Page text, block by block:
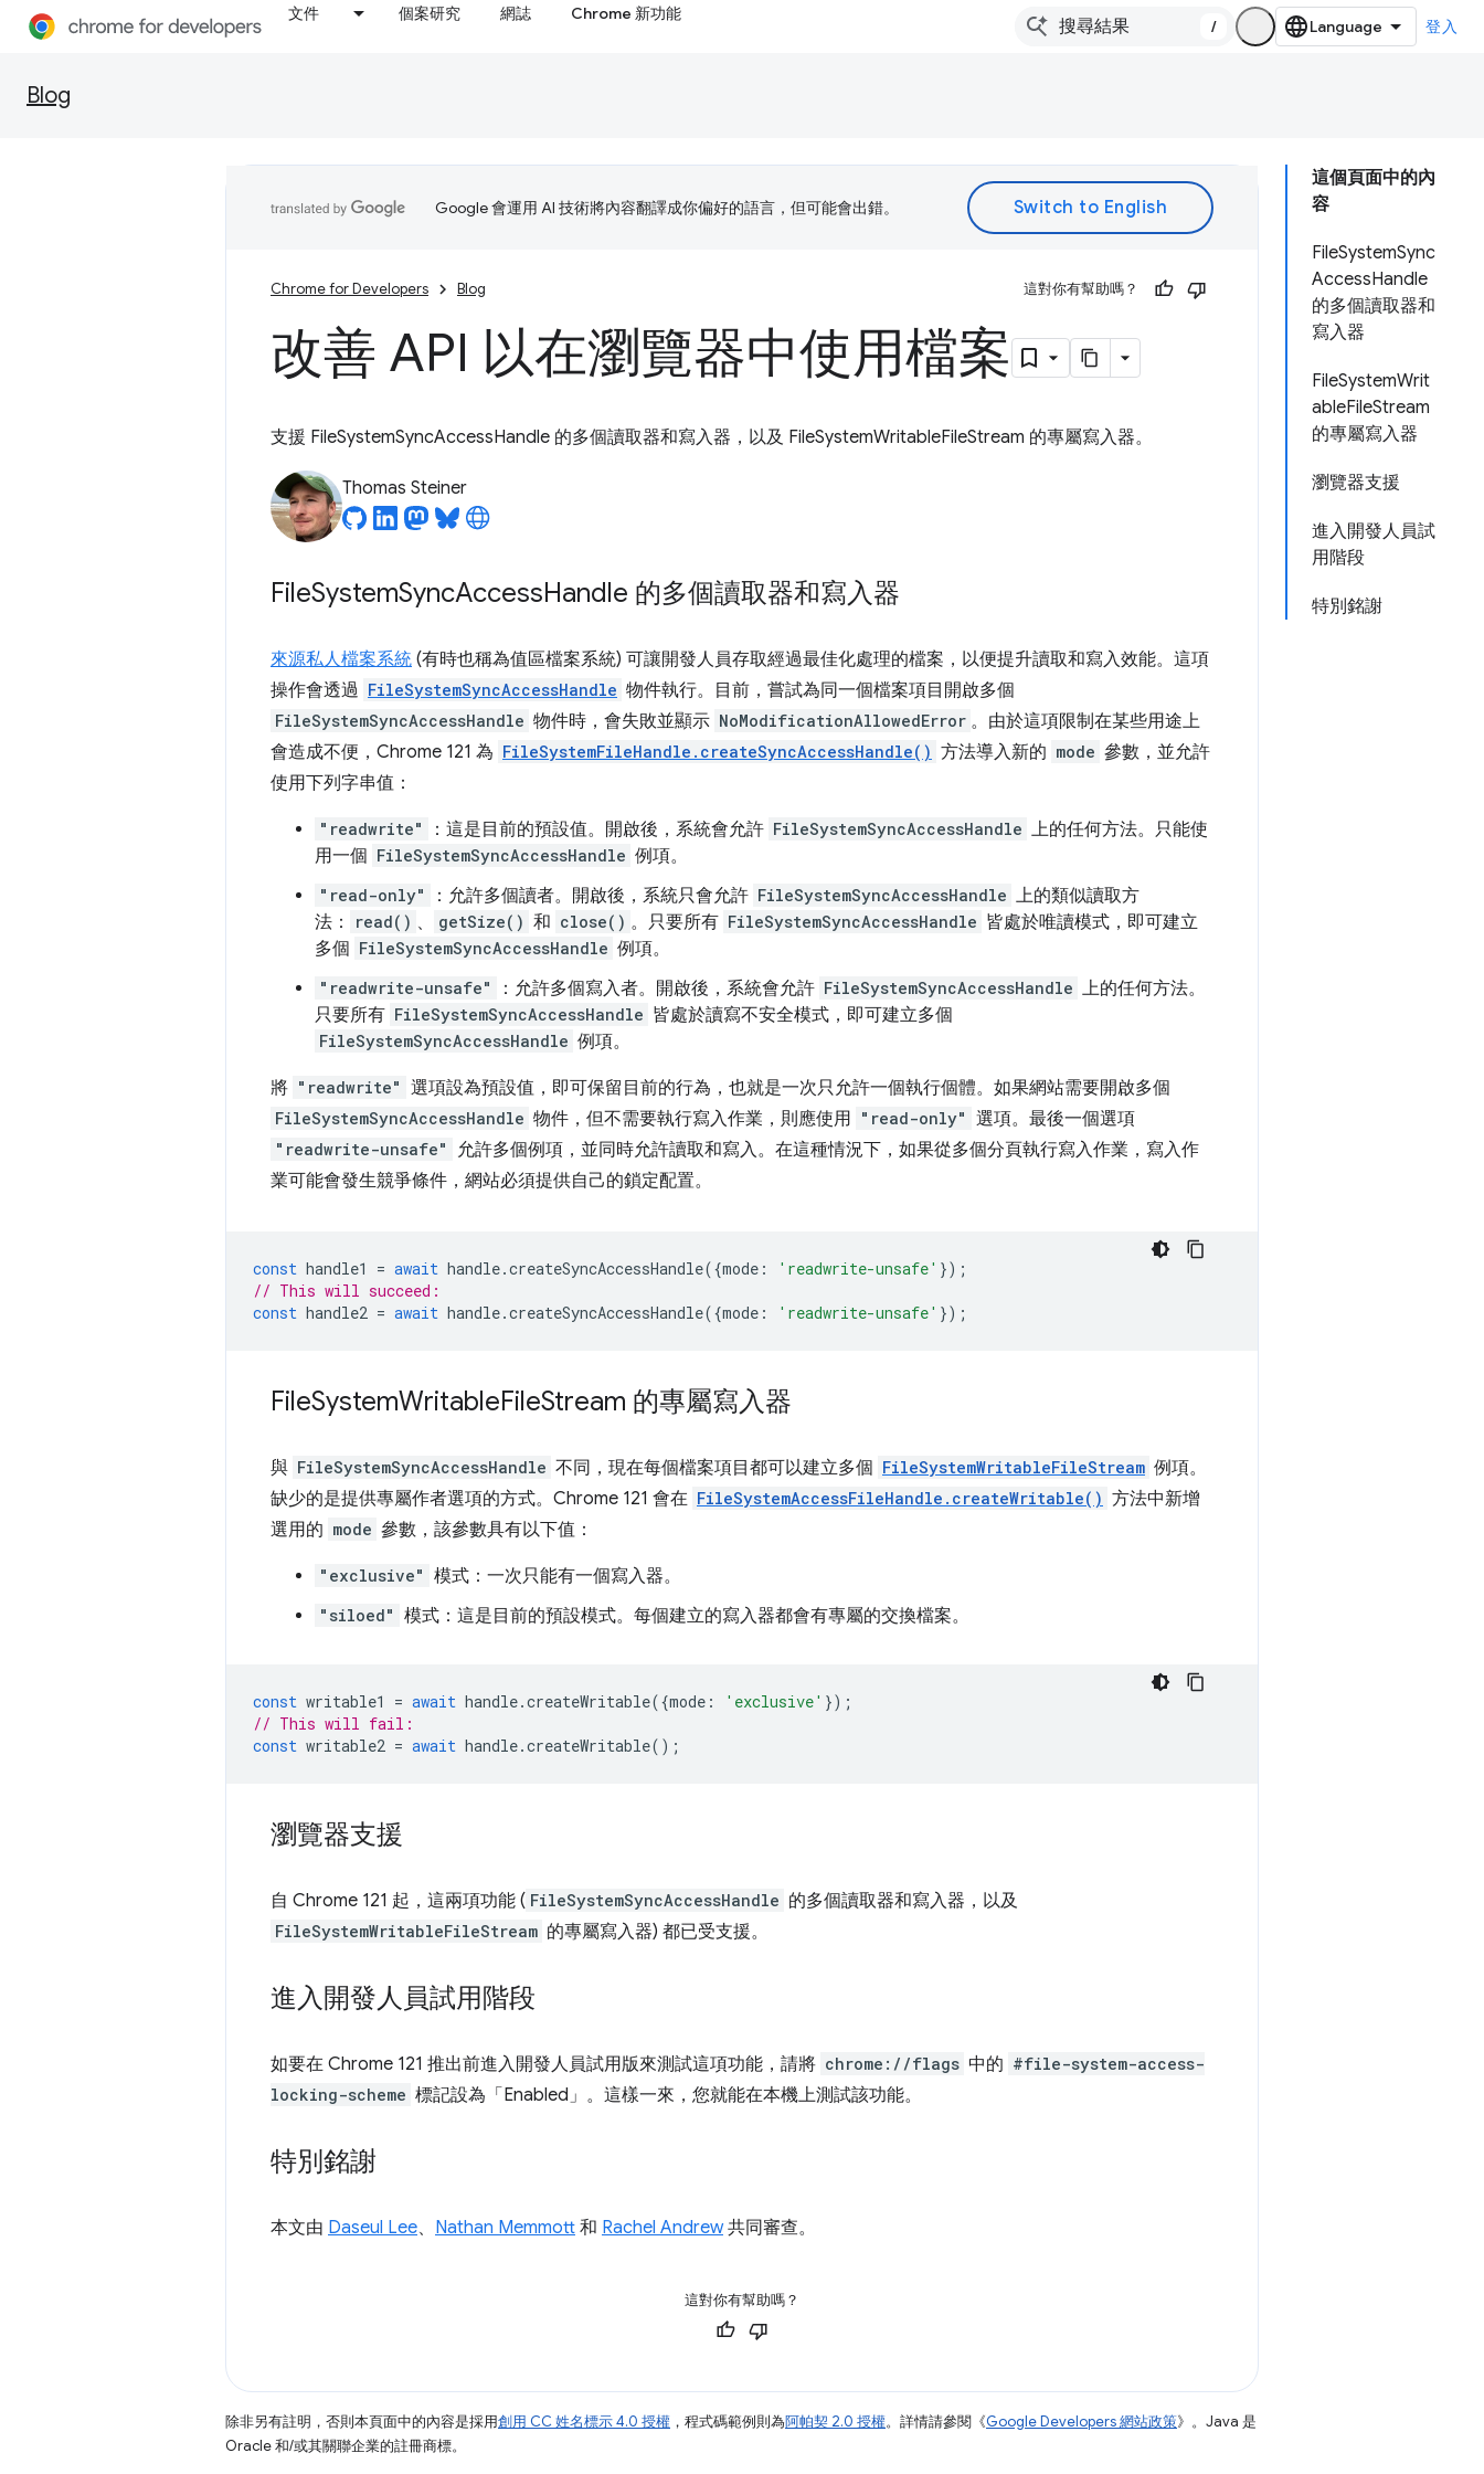
文件 個案研究 網誌 Chrome 新功能
/ 登入
Blog
這個頁面中的內
容
FileSystemSync
AccessHandle
的多個讀取器和
寫入器
FileSystemWrit
ableFileStream
的專屬寫入器
瀏覽器支援
進入開發人員試
用階段
特別銘謝
Google 會運用 AI 技術將內容翻譯成你偏好的語言，但可能會出錯。
Chrome for Developers Blog 這對你有幫助嗎？
改善 API 以在瀏覽器中使用檔案
支援 FileSystemSyncAccessHandle 的多個讀取器和寫入器，以及 FileSystemWritableFileStream 的專屬寫入器。
Thomas Steiner
FileSystemSyncAccessHandle 的多個讀取器和寫入器
來源私人檔案系統 (有時也稱為值區檔案系統) 可讓開發人員存取經過最佳化處理的檔案，以便提升讀取和寫入效能。這項
操作會透過 FileSystemSyncAccessHandle 物件執行。目前，嘗試為同一個檔案項目開啟多個
FileSystemSyncAccessHandle 物件時，會失敗並顯示 NoModificationAllowedError 。由於這項限制在某些用途上
會造成不便，Chrome 121 為 FileSystemFileHandle.createSyncAccessHandle() 方法導入新的 mode 參數，並允許
使用下列字串值：
"readwrite" ：這是目前的預設值。開啟後，系統會允許 FileSystemSyncAccessHandle 上的任何方法。只能使
用一個 FileSystemSyncAccessHandle 例項。
"read-only" ：允許多個讀者。開啟後，系統只會允許 FileSystemSyncAccessHandle 上的類似讀取方
法：
read() 、 getSize() 和 close() 。只要所有 FileSystemSyncAccessHandle 皆處於唯讀模式，即可建立
多個 FileSystemSyncAccessHandle 例項。
"readwrite-unsafe" ：允許多個寫入者。開啟後，系統會允許 FileSystemSyncAccessHandle 上的任何方法。
只要所有 FileSystemSyncAccessHandle 皆處於讀寫不安全模式，即可建立多個
FileSystemSyncAccessHandle 例項。
將 "readwrite" 選項設為預設值，即可保留目前的行為，也就是一次只允許一個執行個體。如果網站需要開啟多個
FileSystemSyncAccessHandle 物件，但不需要執行寫入作業，則應使用 "read-only" 選項。最後一個選項
"readwrite-unsafe"
允許多個例項，並同時允許讀取和寫入。在這種情況下，如果從多個分頁執行寫入作業，寫入作
業可能會發生競爭條件，網站必須提供自己的鎖定配置。
const handle1 = await handle.createSyncAccessHandle({mode : 'readwrite-unsafe' });
// This will succeed:
const handle2 = await handle.createSyncAccessHandle({mode : 'readwrite-unsafe' });
FileSystemWritableFileStream 的專屬寫入器
與 FileSystemSyncAccessHandle 不同，現在每個檔案項目都可以建立多個 FileSystemWritableFileStream 例項。
缺少的是提供專屬作者選項的方式。Chrome 121 會在 FileSystemAccessFileHandle.createWritable() 方法中新增
選用的 mode 參數，該參數具有以下值：
"exclusive" 模式：一次只能有一個寫入器。
"siloed" 模式：這是目前的預設模式。每個建立的寫入器都會有專屬的交換檔案。
const writable1 = await handle.createWritable({mode : 'exclusive' });
// This will fail:
const writable2 = await handle.createWritable();
瀏覽器支援
自 Chrome 121 起，這兩項功能 ( FileSystemSyncAccessHandle 的多個讀取器和寫入器，以及
FileSystemWritableFileStream 的專屬寫入器) 都已受支援。
進入開發人員試用階段
如要在 Chrome 121 推出前進入開發人員試用版來測試這項功能，請將 chrome://flags 中的 #file-system-access-
locking-scheme 標記設為「Enabled」 。這樣一來，您就能在本機上測試該功能。
特別銘謝
本文由 Daseul Lee、 Nathan Memmott 和 Rachel Andrew共同審查。
這對你有幫助嗎？
除非另有註明，否則本頁面中的內容是採用創用 CC 姓名標示 4.0 授權 ，程式碼範例則為阿帕契 2.0 授權。詳情請參閱《Google Developers 網站政策》。Java 是
Oracle 和/或其關聯企業的註冊商標。